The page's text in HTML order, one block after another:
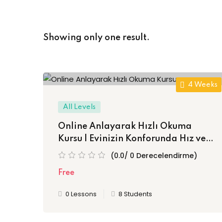
Showing only one result.
4 Weeks
All Levels
Online Anlayarak Hızlı Okuma
Kursu | Evinizin Konforunda Hız ve
Anlama Becerisini Geliştirin!
(0.0/ 0 Derecelendirme)
Free
0 Lessons 8 Students